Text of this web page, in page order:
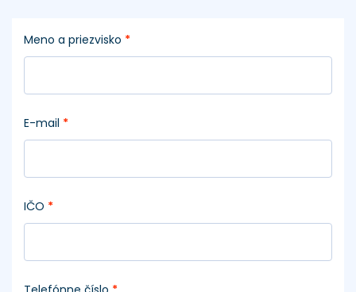
Meno a priezvisko *
E-mail *
IČO *